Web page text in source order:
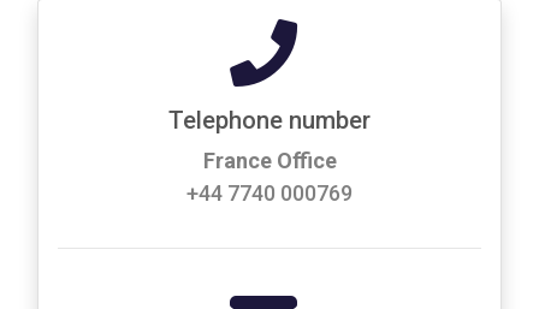
Telephone number
France Office
+44 7740 000769